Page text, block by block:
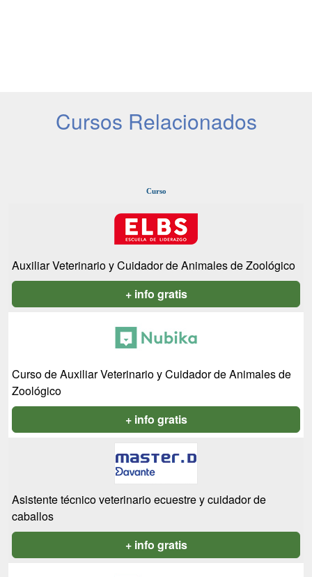
Cursos Relacionados
Curso
Auxiliar Veterinario y Cuidador de Animales de Zoológico
+ info gratis
Curso de Auxiliar Veterinario y Cuidador de Animales de
Zoológico
+ info gratis
Asistente técnico veterinario ecuestre y cuidador de
caballos
+ info gratis